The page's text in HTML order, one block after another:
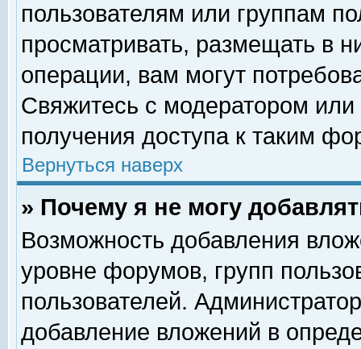
пользователям или группам
просматривать, размещать в
операции, вам могут
Свяжитесь с модератором
получения доступа к таким
Вернуться наверх
» Почему я не могу
Возможность добавления
уровне форумов, групп
пользователей.
добавление вложений в